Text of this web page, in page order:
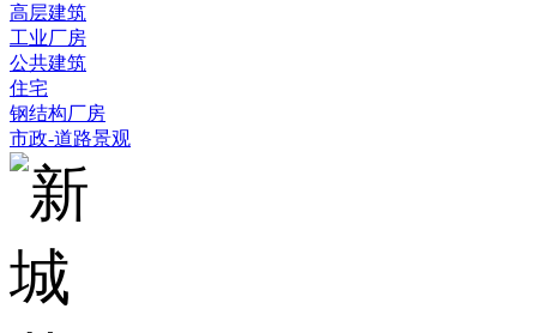
高层建筑
工业厂房
公共建筑
住宅
钢结构厂房
市政-道路景观